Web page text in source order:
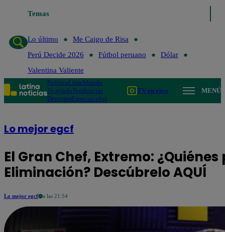
Temas
Lo último
Lo último
Me Caigo de Risa
Perú Decide 2026
Fútbol peruano
Dólar
Valentina Valiente
PolíticaLimaMundo
Te ayudoTendencias
DeportesEspectáculos
TV en vivo MENÚ
Lo mejor egcf
El Gran Chef, Extremo:
Eliminación? Descúbrelo AQUÍ
Lo mejor egcf a las 21:54